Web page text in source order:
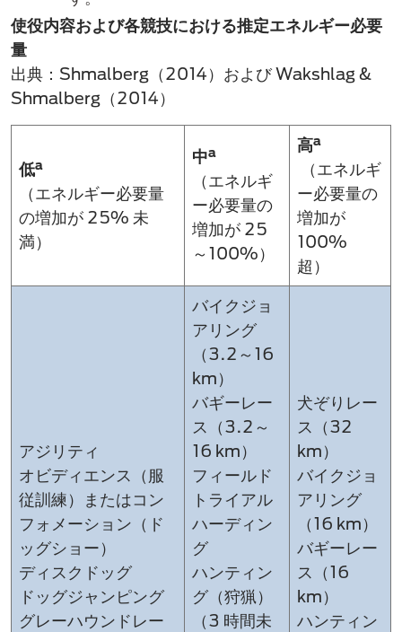
使役内容​および各競技​における推定エネルギー必要
量
出典：Shmalberg（2014）および Wakshlag &
Shmalberg（2014）
低a
（エネルギー必要量
の増加が 25% 未
満）
中a
（エネルギ
ー必要量の
増加が 25
～100%）
高a
（エネルギ
ー必要量の
増加が
100%
超）
アジリティ
オビディエンス（服
従訓練​）またはコン
フォメーション（ド
ッグショー）
ディスクドッグ
ドッグジャンピング​
グレーハウンドレー
バイクジョ
アリング
（3.2～16
km）
バギーレー
ス​（3.2～
16 km）
フィールド
トライアル
ハーディン
グ
ハンティン
グ（狩猟）
（3 時間未
犬ぞりレー
ス（32
km）
バイクジョ
アリング
（16 km）
バギーレー
ス​（16
km）
ハンティン